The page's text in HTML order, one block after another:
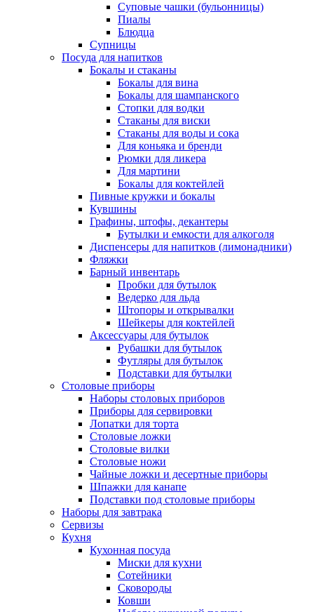
Суповые чашки (бульонницы)
Пиалы
Блюдца
Супницы
Посуда для напитков
Бокалы и стаканы
Бокалы для вина
Бокалы для шампанского
Стопки для водки
Стаканы для виски
Стаканы для воды и сока
Для коньяка и бренди
Рюмки для ликера
Для мартини
Бокалы для коктейлей
Пивные кружки и бокалы
Кувшины
Графины, штофы, декантеры
Бутылки и емкости для алкоголя
Диспенсеры для напитков (лимонадники)
Фляжки
Барный инвентарь
Пробки для бутылок
Ведерко для льда
Штопоры и открывалки
Шейкеры для коктейлей
Аксессуары для бутылок
Рубашки для бутылок
Футляры для бутылок
Подставки для бутылки
Столовые приборы
Наборы столовых приборов
Приборы для сервировки
Лопатки для торта
Столовые ложки
Столовые вилки
Столовые ножи
Чайные ложки и десертные приборы
Шпажки для канапе
Подставки под столовые приборы
Наборы для завтрака
Сервизы
Кухня
Кухонная посуда
Миски для кухни
Сотейники
Сковороды
Ковши